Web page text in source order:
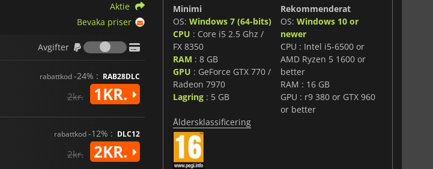
Aktie
Bevaka priser
Avgifter
Avgifter
rabattkod-24% : RAB28DLC
2kr. 1KR.
rabattkod-12% : DLC12
2kr. 2KR.
Minimi
OS: Windows 7 (64-bits)
CPU : Core i5 2.5 Ghz /
FX 8350
RAM : 8 GB
GPU : GeForce GTX 770 /
Radeon 7970
Lagring: 5 GB
Rekommenderat
OS:Windows 10 or
newer
CPU : Intel i5-6500 or
AMD Ryzen 5 1600 or
better
RAM : 16 GB
GPU : r9 380 or GTX 960
or better
Åldersklassificering